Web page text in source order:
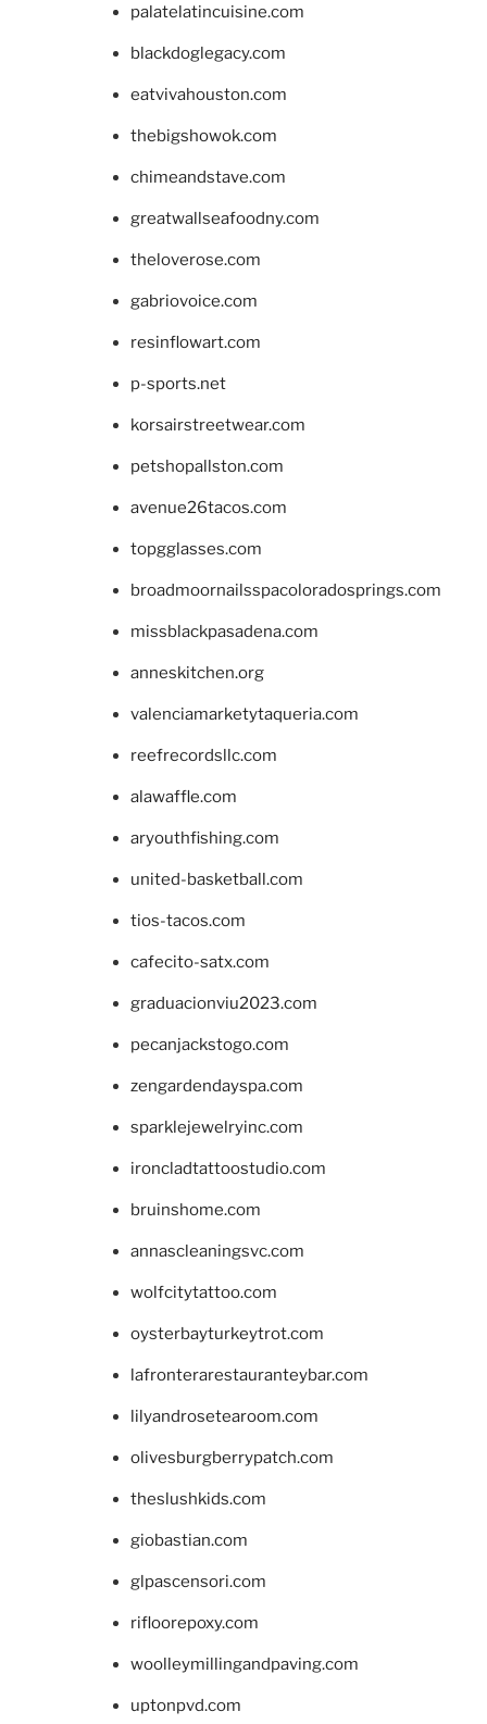
palatelatincuisine.com
blackdoglegacy.com
eatvivahouston.com
thebigshowok.com
chimeandstave.com
greatwallseafoodny.com
theloverose.com
gabriovoice.com
resinflowart.com
p-sports.net
korsairstreetwear.com
petshopallston.com
avenue26tacos.com
topgglasses.com
broadmoornailsspacoloradosprings.com
missblackpasadena.com
anneskitchen.org
valenciamarketytaqueria.com
reefrecordsllc.com
alawaffle.com
aryouthfishing.com
united-basketball.com
tios-tacos.com
cafecito-satx.com
graduacionviu2023.com
pecanjackstogo.com
zengardendayspa.com
sparklejewelryinc.com
ironcladtattoostudio.com
bruinshome.com
annascleaningsvc.com
wolfcitytattoo.com
oysterbayturkeytrot.com
lafronterarestauranteybar.com
lilyandrosetearoom.com
olivesburgberrypatch.com
theslushkids.com
giobastian.com
glpascensori.com
rifloorepoxy.com
woolleymillingandpaving.com
uptonpvd.com